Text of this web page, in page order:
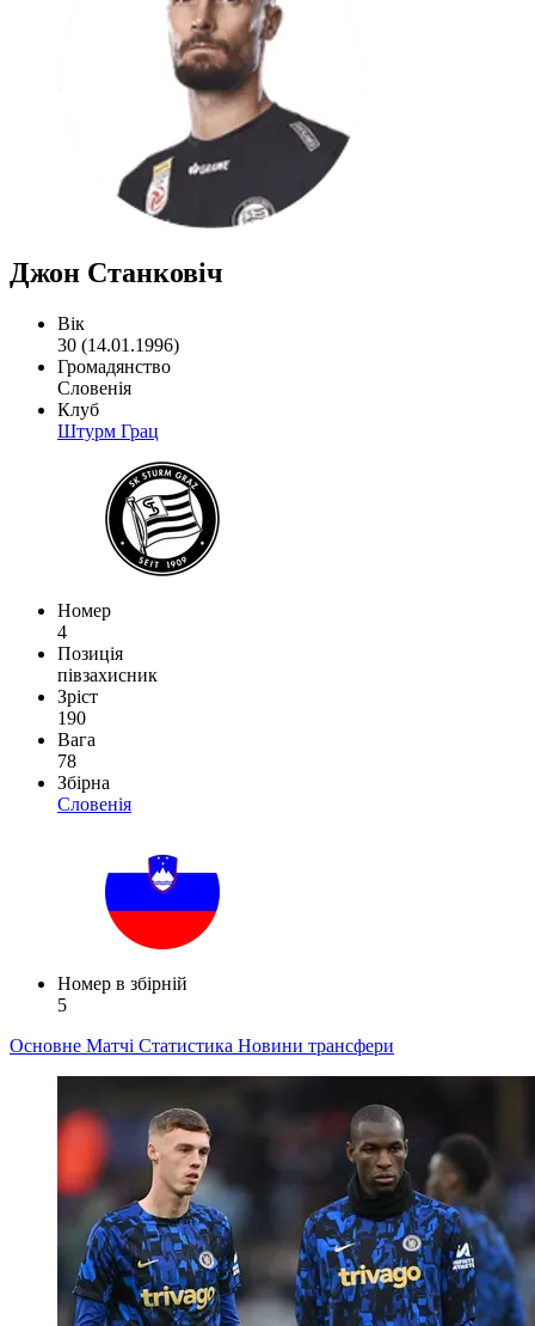
Джон Станковіч
Вік
30 (14.01.1996)
Громадянство
Словенія
Клуб
Штурм Грац
Номер
4
Позиція
півзахисник
Зріст
190
Вага
78
Збірна
Словенія
Номер в збірній
5
Основне Матчі Статистика Новини трансфери